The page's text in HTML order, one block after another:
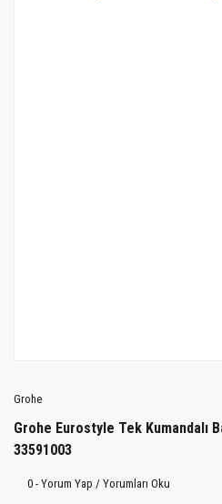
Grohe
Grohe Eurostyle Tek Kumandalı
33591003
0 - Yorum Yap / Yorumları Oku